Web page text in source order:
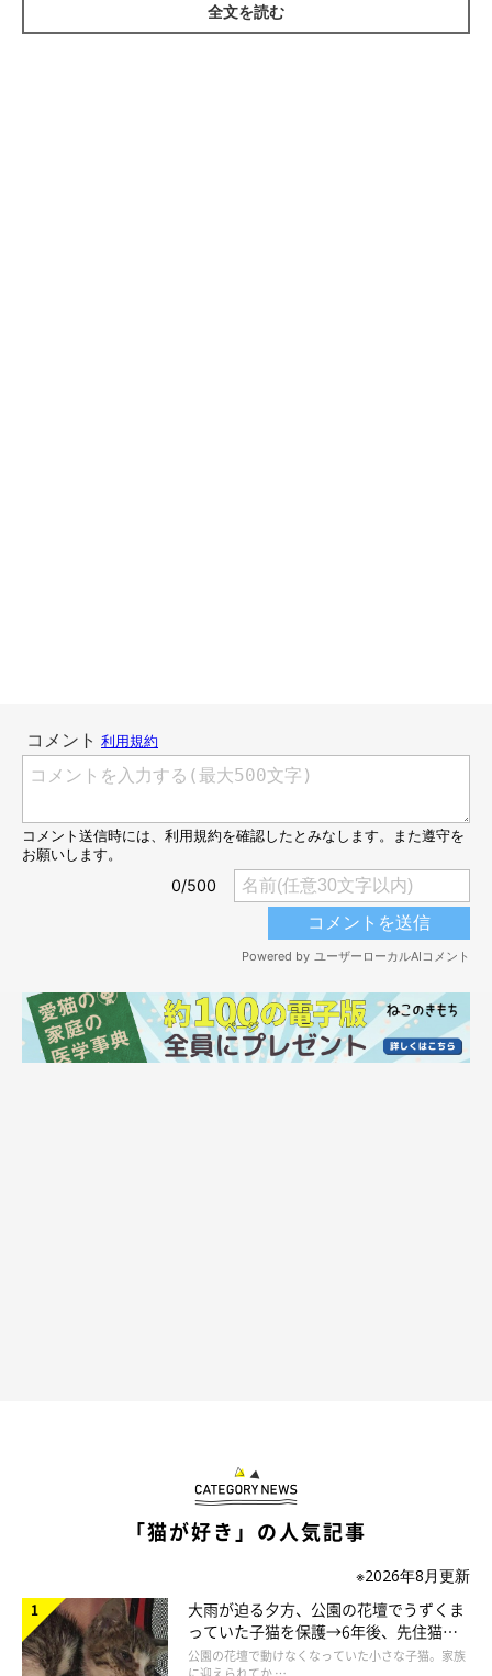
全文を読む
「猫が好き」の人気記事
※2026年8月更新
大雨が迫る夕方、公園の花壇でうずくま
っていた子猫を保護→6年後、先住猫
と“姉妹”のような関係に
公園の花壇で動けなくなっていた小さな子猫。家族